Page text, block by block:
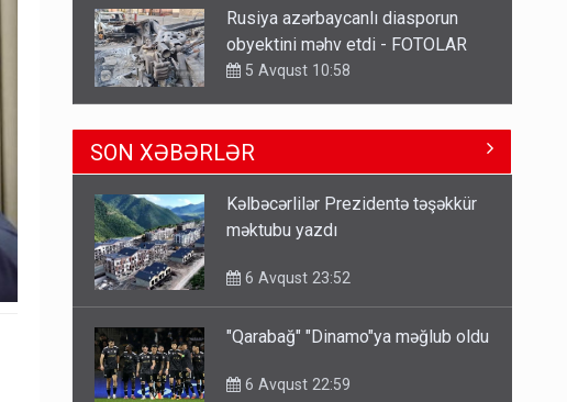
Bu tarixdən HAVALAR DƏYİŞİR -
İSTİLƏR BİTİR
4 Avqust 22:04
ŞOK! David Seliverstov ölkədən
qaçdı
gedə biləcəksiniz - SİYAHI
iştirakçısı detalları açıqladı
SON XƏBƏRLƏR
Kəlbəcərlilər Prezidentə təşəkkür
məktubu yazdı
6 Avqust 23:52
"Qarabağ" "Dinamo"ya məğlub oldu
6 Avqust 22:59